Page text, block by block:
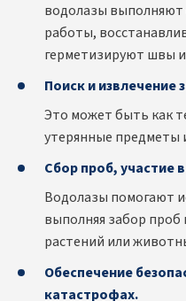
водолазы выполняют
работы,
герметизируют швы
Поиск и извлечение
Это может быть как
утерянные предметы
Сбор проб, участие
Водолазы помогают
выполняя забор
растений или
Обеспечение
катастрофах.